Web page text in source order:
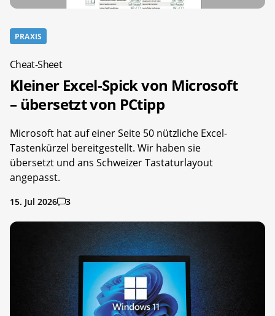
PRAXIS
Cheat-Sheet
Kleiner Excel-Spick von Microsoft
– übersetzt von PCtipp
Microsoft hat auf einer Seite 50 nützliche Excel-
Tastenkürzel bereitgestellt. Wir haben sie
übersetzt und ans Schweizer Tastaturlayout
angepasst.
15. Jul 2026 3